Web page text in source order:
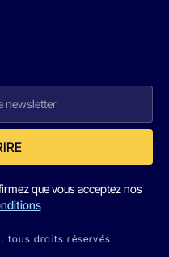
que vous acceptez nos
tous droits réservés.